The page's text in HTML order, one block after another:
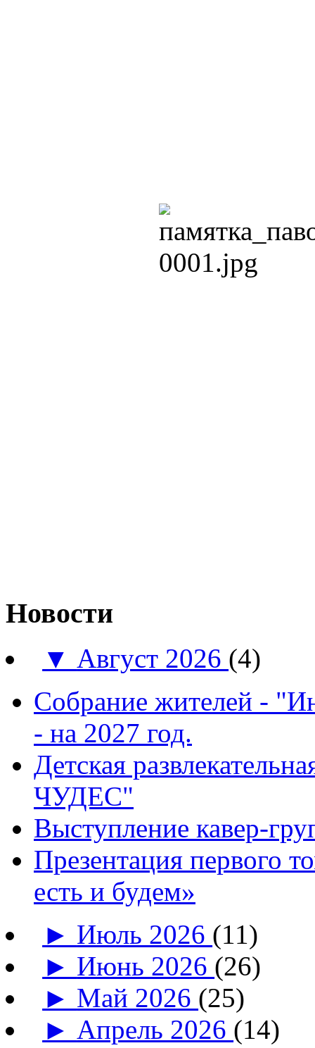
Новости
▼ Август 2026 (4)
Собрание жителей -
- на 2027 год.
Детская
ЧУДЕС"
Выступление кавер-
Презентация первого
есть и будем»
► Июль 2026 (11)
► Июнь 2026 (26)
► Май 2026 (25)
► Апрель 2026 (14)